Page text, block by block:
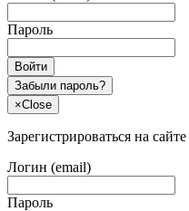
Пароль
Войти
Забыли пароль?
×Close
Зарегистрироваться на сайте
Логин (email)
Пароль